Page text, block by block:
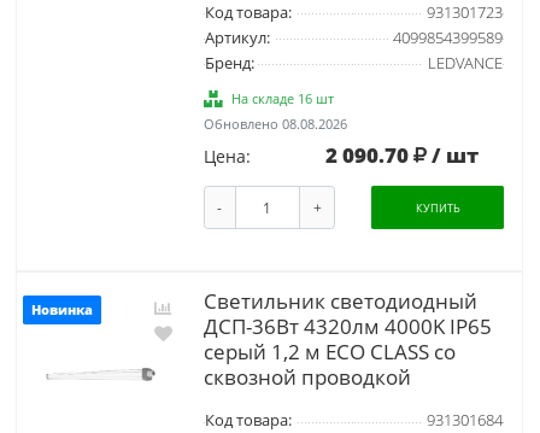
Код товара:
931301723
Артикул:
4099854399589
Бренд:
LEDVANCE
На складе 16 шт
Обновлено 08.08.2026
Цена: 2 090.70 / шт
- + КУПИТЬ
Новинка
Светильник светодиодный
ДСП-36Вт 4320лм 4000K IP65
серый 1,2 м ECO CLASS со
сквозной проводкой
Код товара:
931301684